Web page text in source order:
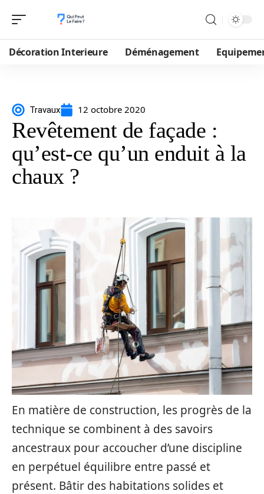
Décoration Interieure Déménagement
Travaux 12 octobre 2020
Revêtement de façade :
qu’est-ce qu’un enduit à la
chaux ?
En matière de construction, les progrès de la
technique se combinent à des savoirs
ancestraux pour accoucher d’une discipline
en perpétuel équilibre entre passé et
présent. Bâtir des habitations solides et